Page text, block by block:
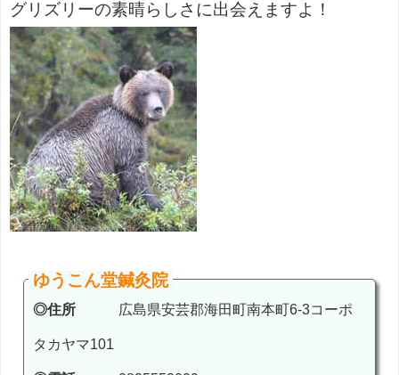
グリズリーの素晴らしさに出会えますよ！
ゆうこん堂鍼灸院
◎住所 広島県安芸郡海田町南本町6-3コーポ
タカヤマ101